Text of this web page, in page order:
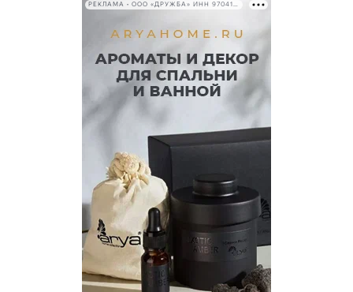
РЕКЛАМА • ООО «ДРУЖБА» ИНН 9704146411